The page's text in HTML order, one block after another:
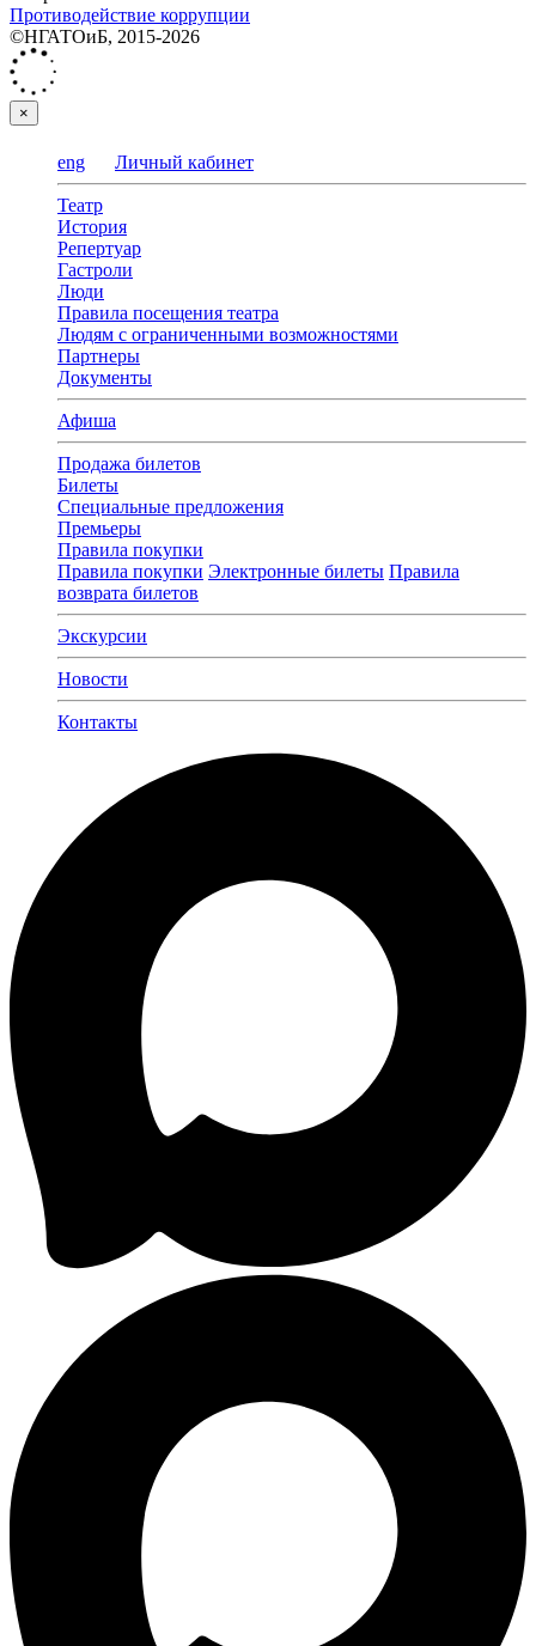
Противодействие коррупции
©НГАТОиБ, 2015-2026
×
eng Личный кабинет
Театр
История
Репертуар
Гастроли
Люди
Правила посещения театра
Людям с ограниченными возможностями
Партнеры
Документы
Афиша
Продажа билетов
Билеты
Специальные предложения
Премьеры
Правила покупки
Правила покупки Электронные билеты Правила
возврата билетов
Экскурсии
Новости
Контакты